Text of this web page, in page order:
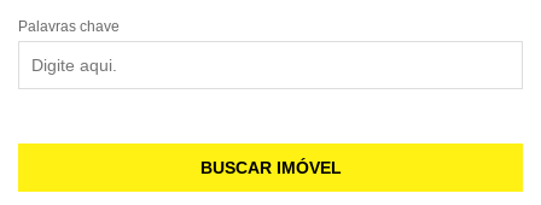
Palavras chave
BUSCAR IMÓVEL